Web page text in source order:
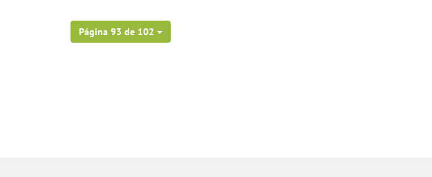
Página 93 de 102